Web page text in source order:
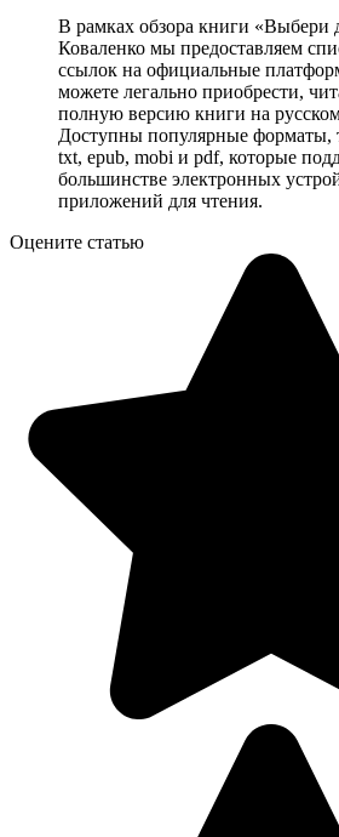
В рамках обзора книги «Выбери
Коваленко мы предоставляем
ссылок на официальные
можете легально приобрести,
полную версию книги на
Доступны популярные форматы,
txt, epub, mobi и pdf, которые
большинстве электронных
приложений для чтения.
Оцените статью